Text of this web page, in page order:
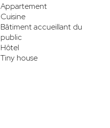
Appartement
Cuisine
Bâtiment accueillant du
public
Hôtel
Tiny house